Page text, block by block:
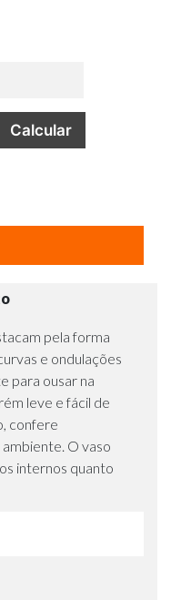
Calcular
pela forma
e ondulações
para ousar na
leve e fácil de
confere
O vaso
internos quanto